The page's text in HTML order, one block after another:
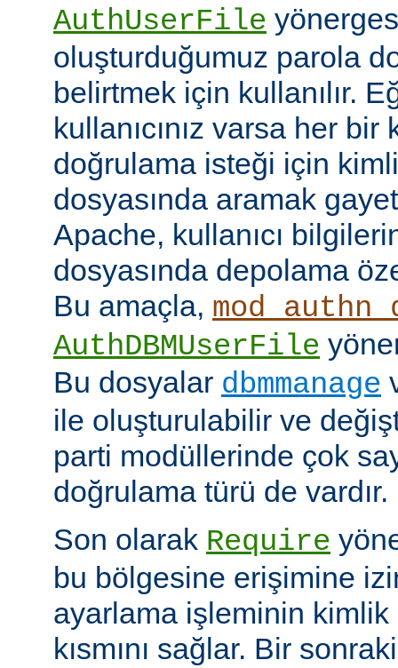
AuthUserFile
oluşturduğumuz parola
belirtmek için kullanılır.
kullanıcınız varsa her bir
doğrulama isteği için
dosyasında aramak
Apache, kullanıcı
dosyasında depolama
Bu amaçla,
AuthDBMUserFile
Bu dosyalar dbmmanage
ile oluşturulabilir ve
parti modüllerinde çok
doğrulama türü de vardır.
Son olarak Require
bu bölgesine erişimine
ayarlama işleminin kimlik
kısmını sağlar. Bir